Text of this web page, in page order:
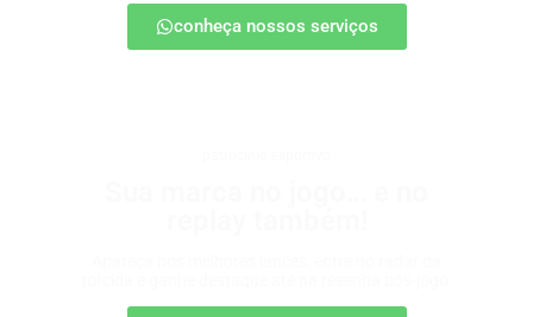
conheça nossos serviços